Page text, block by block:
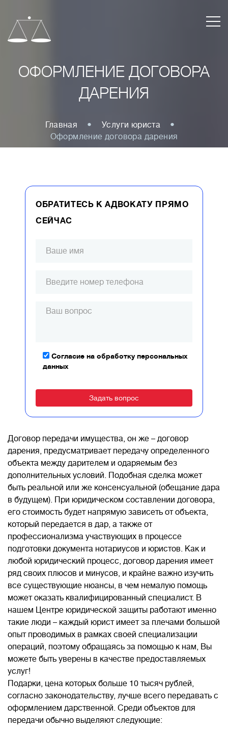
ОФОРМЛЕНИЕ ДОГОВОРА
ДАРЕНИЯ
Главная
Услуги юриста
Оформление договора дарения
ОБРАТИТЕСЬ К АДВОКАТУ ПРЯМО
СЕЙЧАС
Согласие на обработку персональных
данных
Договор передачи имущества, он же – договор
дарения, предусматривает передачу определенного
объекта между дарителем и одаряемым без
дополнительных условий. Подобная сделка может
быть реальной или же консенсуальной (обещание дара
в будущем). При юридическом составлении договора,
его стоимость будет напрямую зависеть от объекта,
который передается в дар, а также от
профессионализма участвующих в процессе
подготовки документа нотариусов и юристов. Как и
любой юридический процесс, договор дарения имеет
ряд своих плюсов и минусов, и крайне важно изучить
все существующие нюансы, в чем немалую помощь
может оказать квалифицированный специалист. В
нашем Центре юридической защиты работают именно
такие люди – каждый юрист имеет за плечами большой
опыт проводимых в рамках своей специализации
операций, поэтому обращаясь за помощью к нам, Вы
можете быть уверены в качестве предоставляемых
услуг!
Подарки, цена которых больше 10 тысяч рублей,
согласно законодательству, лучше всего передавать с
оформлением дарственной. Среди объектов для
передачи обычно выделяют следующие: